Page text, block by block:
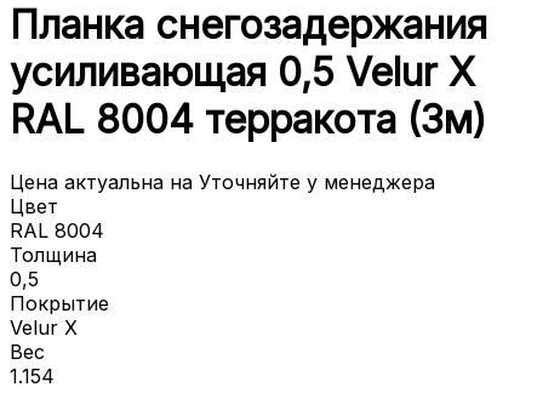
Планка снегозадержания
усиливающая 0,5 Velur X
RAL 8004 терракота (3м)
Цена актуальна на Уточняйте у менеджера
Цвет
RAL 8004
Толщина
0,5
Покрытие
Velur X
Вес
1.154